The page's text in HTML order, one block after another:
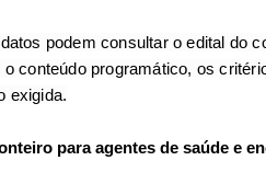
podem consultar o edital do
conteúdo programático, os
exigida.
para agentes de saúde e